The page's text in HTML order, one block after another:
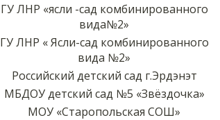
ГУ ЛНР «ясли -сад комбинированного
вида№2»
ГУ ЛНР « Ясли-сад комбинированного
вида №2»
Российский детский сад г.Эрдэнэт
МБДОУ детский сад №5 «Звёздочка»
МОУ «Старопольская СОШ»